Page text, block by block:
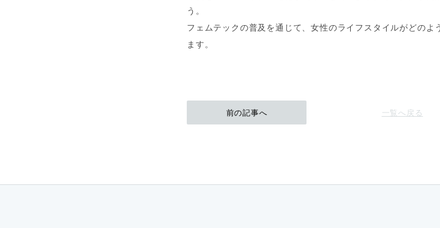
う。
フェムテックの普及を通じて、女性のライフスタイルがどのよ
ます。
前の記事へ 一覧へ戻る